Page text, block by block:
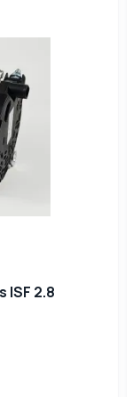
ISF 2.8